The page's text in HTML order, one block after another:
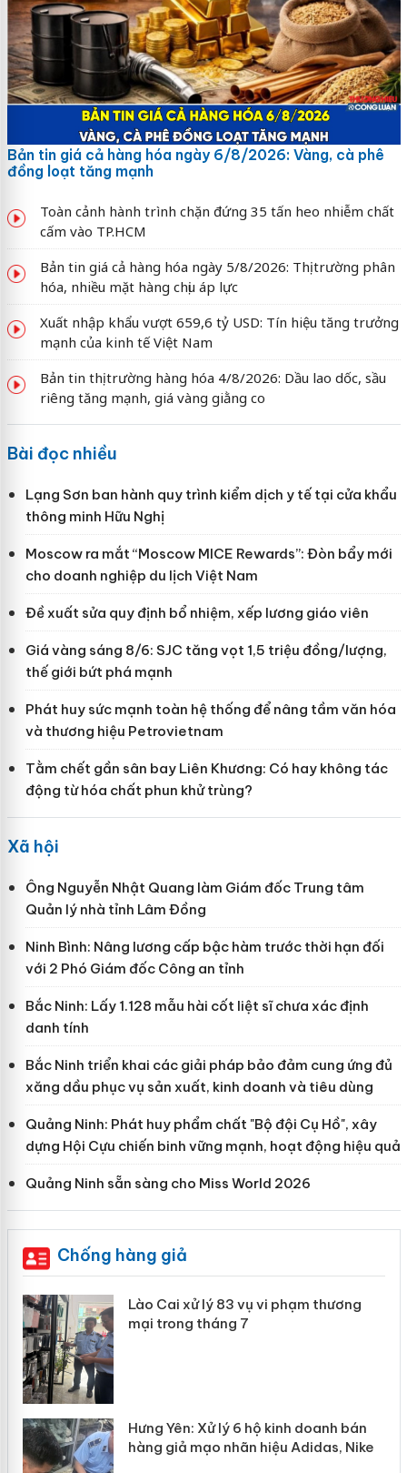
Bản tin giá cả hàng hóa ngày 6/8/2026: Vàng, cà phê
đồng loạt tăng mạnh
Toàn cảnh hành trình chặn đứng 35 tấn heo nhiễm chất
cấm vào TP.HCM
Bản tin giá cả hàng hóa ngày 5/8/2026: Thị trường phân
hóa, nhiều mặt hàng chịu áp lực
Xuất nhập khẩu vượt 659,6 tỷ USD: Tín hiệu tăng trưởng
mạnh của kinh tế Việt Nam
Bản tin thị trường hàng hóa 4/8/2026: Dầu lao dốc, sầu
riêng tăng mạnh, giá vàng giằng co
Bài đọc nhiều
Lạng Sơn ban hành quy trình kiểm dịch y tế tại cửa khẩu
thông minh Hữu Nghị
Moscow ra mắt “Moscow MICE Rewards”: Đòn bẩy mới
cho doanh nghiệp du lịch Việt Nam
Đề xuất sửa quy định bổ nhiệm, xếp lương giáo viên
Giá vàng sáng 8/6: SJC tăng vọt 1,5 triệu đồng/lượng,
thế giới bứt phá mạnh
Phát huy sức mạnh toàn hệ thống để nâng tầm văn hóa
và thương hiệu Petrovietnam
Tằm chết gần sân bay Liên Khương: Có hay không tác
động từ hóa chất phun khử trùng?
Xã hội
Ông Nguyễn Nhật Quang làm Giám đốc Trung tâm
Quản lý nhà tỉnh Lâm Đồng
Ninh Bình: Nâng lương cấp bậc hàm trước thời hạn đối
với 2 Phó Giám đốc Công an tỉnh
Bắc Ninh: Lấy 1.128 mẫu hài cốt liệt sĩ chưa xác định
danh tính
Bắc Ninh triển khai các giải pháp bảo đảm cung ứng đủ
xăng dầu phục vụ sản xuất, kinh doanh và tiêu dùng
Quảng Ninh: Phát huy phẩm chất "Bộ đội Cụ Hồ", xây
dựng Hội Cựu chiến binh vững mạnh, hoạt động hiệu quả
Quảng Ninh sẵn sàng cho Miss World 2026
Chống hàng giả
Lào Cai xử lý 83 vụ vi phạm thương
mại trong tháng 7
Hưng Yên: Xử lý 6 hộ kinh doanh bán
hàng giả mạo nhãn hiệu Adidas, Nike